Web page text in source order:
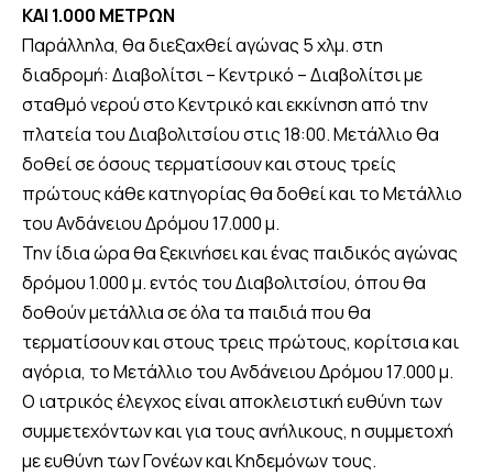
ΚΑΙ 1.000 ΜΕΤΡΩΝ
Παράλληλα, θα διεξαχθεί αγώνας 5 χλμ. στη
διαδρομή: Διαβολίτσι – Κεντρικό – Διαβολίτσι με
σταθμό νερού στο Κεντρικό και εκκίνηση από την
πλατεία του Διαβολιτσίου στις 18:00. Μετάλλιο θα
δοθεί σε όσους τερματίσουν και στους τρείς
πρώτους κάθε κατηγορίας θα δοθεί και το Μετάλλιο
του Ανδάνειου Δρόμου 17.000 μ.
Την ίδια ώρα θα ξεκινήσει και ένας παιδικός αγώνας
δρόμου 1.000 μ. εντός του Διαβολιτσίου, όπου θα
δοθούν μετάλλια σε όλα τα παιδιά που θα
τερματίσουν και στους τρεις πρώτους, κορίτσια και
αγόρια, το Μετάλλιο του Ανδάνειου Δρόμου 17.000 μ.
Ο ιατρικός έλεγχος είναι αποκλειστική ευθύνη των
συμμετεχόντων και για τους ανήλικους, η συμμετοχή
με ευθύνη των Γονέων και Κηδεμόνων τους.